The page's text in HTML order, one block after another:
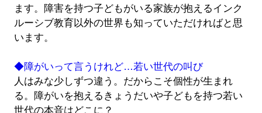
ます。障害を持つ子どもがいる家族が抱えるインク
ルーシブ教育以外の世界も知っていただければと思
います。
◆障がいって言うけれど…若い世代の叫び
人はみな少しずつ違う。だからこそ個性が生まれ
る。障がいを抱えるきょうだいや子どもを持つ若い
世代の本音はどこに？